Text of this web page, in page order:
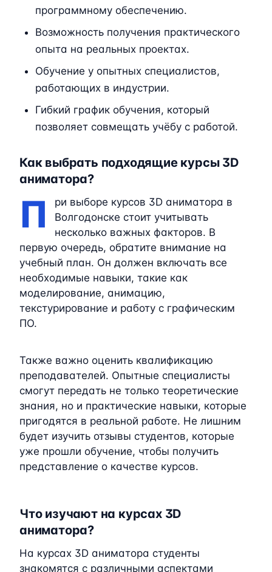
программному обеспечению.
Возможность получения практического
опыта на реальных проектах.
Обучение у опытных специалистов,
работающих в индустрии.
Гибкий график обучения, который
позволяет совмещать учёбу с работой.
Как выбрать подходящие курсы 3D
аниматора?
П
ри выборе курсов 3D аниматора в
Волгодонске стоит учитывать
несколько важных факторов. В
первую очередь, обратите внимание на
учебный план. Он должен включать все
необходимые навыки, такие как
моделирование, анимацию,
текстурирование и работу с графическим
ПО.
Также важно оценить квалификацию
преподавателей. Опытные специалисты
смогут передать не только теоретические
знания, но и практические навыки, которые
пригодятся в реальной работе. Не лишним
будет изучить отзывы студентов, которые
уже прошли обучение, чтобы получить
представление о качестве курсов.
Что изучают на курсах 3D
аниматора?
На курсах 3D аниматора студенты
знакомятся с различными аспектами